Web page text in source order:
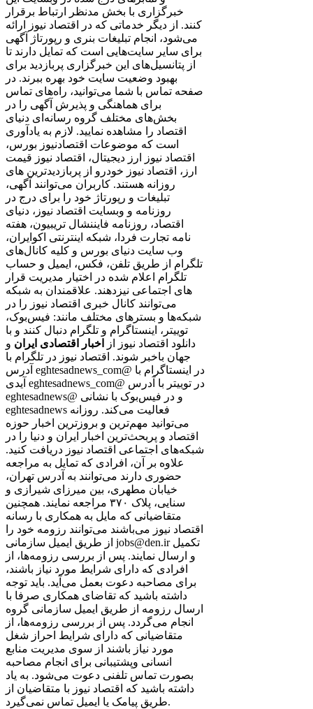
خبرگزاری با بخش مدنظر ارتباط برقرار
کنند. از دیگر خدماتی که در اقتصاد نیوز ارائه
می‌شود، انجام تبلیغات بنری و رپورتاژ آگهی
برای سایر سایت‌هایی است که تمایل دارند تا
از پتانسیل‌های این خبرگزاری پربازدید برای
بهبود وضعیت سایت خود بهره ببرند. در
صفحه تماس با شما می‌توانید، راه‌های تماس
برای هماهنگی و پذیرش آگهی را در
بخش‌های مختلف گروه رسانه‌ای دنیای
اقتصاد را مشاهده نمایید. لازم به یادآوری
است که موضوعات اقتصادنیوز بورس،
اقتصاد نیوز ارز دیجیتال، اقتصاد نیوز قیمت
ارز، اقتصاد نیوز خودرو از پربازدیدترین های
روزانه هستند. کاربران می‌توانند آگهی،
تبلیغات و رپورتاژ خود را برای درج در
روزنامه و وبسایت اقتصاد نیوز، دنیای
اقتصاد، روزنامه فایننشال تریبیون، هفته
نامه تجارت فردا، شبکه اینترنتی اکوایران،
وب سایت دنیای بورس و کلیه کانال‌های
تلگرام از طریق تلفن، فکس، ایمیل و حساب
تلگرام اعلام شده در اختیار مدیریت قرار
دهند. علاقمندان به شبکه‎‌های اجتماعی نیز
می‌توانند کانال خبری اقتصاد نیوز را در
شبکه‌ها و بسترهای مختلف مانند: فیس‌بوک،
توییتر، اینستاگرام و تلگرام دنبال کنند و با
دانلود اقتصاد نیوز از
اخبار اقتصادی ایران و
جهان باخبر شوند. اقتصاد نیوز در تلگرام با
آدرس eghtesadnews_com@ در اینستاگرام با
آیدی eghtesadnews_com@ در توییتر با آدرس
eghtesadnews@ و در فیس‌بوک با نشانی
eghtesadnews فعالیت می‌کند. روزانه
می‌توانید مهم‌ترین و بروزترین اخبار حوزه
اقتصاد و پربحث‌ترین اخبار ایران و دنیا را در
شبکه‌های اجتماعی اقتصاد نیوز دریافت کنید.
علاوه بر آن، افرادی که تمایل به مراجعه
حضوری دارند می‌توانند به آدرس تهران،
خیابان مطهری، بین میرزای شیرازی و
سنایی، پلاک ۳۷۰ مراجعه نمایند. همچنین
متقاضیانی که مایل به همکاری با رسانه‌
اقتصاد نیوز می‌باشند می‌توانند رزومه خود را
از طریق ایمیل سازمانی jobs@den.ir تکمیل
و ارسال نمایند. پس از بررسی رزومه‌ها، از
افرادی که دارای شرایط مورد نیاز باشند،
برای مصاحبه دعوت بعمل می‌آید. باید توجه
داشته باشید که تقاضای همکاری صرفا با
ارسال رزومه از طریق ایمیل سازمانی گروه
انجام می‌گردد. پس از بررسی رزومه‌ها، از
متقاضیانی که دارای شرایط احراز شغل
مورد نیاز باشند از سوی مدیریت منابع
انسانی وپشتیبانی برای انجام مصاحبه
بصورت تماس تلفنی دعوت می‌شود. به یاد
داشته باشید که اقتصاد نیوز با متقاضیان از
طریق پیامک یا ایمیل تماس نمی‌گیرد.